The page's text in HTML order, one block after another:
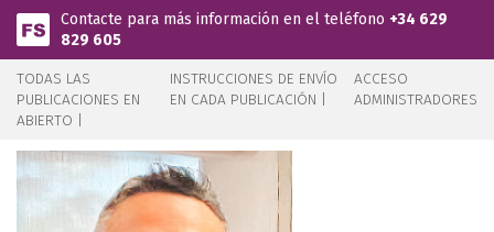
Pasar al contenido principal
Contacte para más información en el teléfono +34 629
829 605
TODAS LAS
PUBLICACIONES EN
ABIERTO |
INSTRUCCIONES DE ENVÍO
EN CADA PUBLICACIÓN |
ACCESO
ADMINISTRADORES